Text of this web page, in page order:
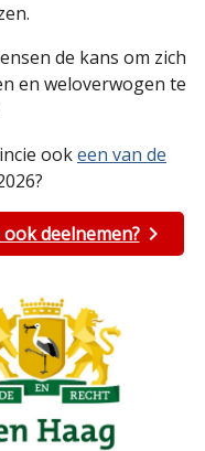
de kans om zich
en weloverwogen te
ookeen van de
deelnemen?